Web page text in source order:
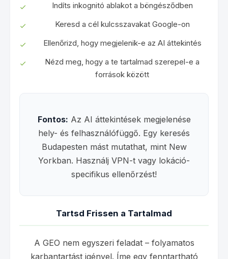
Indíts inkognitó ablakot a böngésződben
Keresd a cél kulcsszavakat Google-on
Ellenőrizd, hogy megjelenik-e az AI áttekintés
Nézd meg, hogy a te tartalmad szerepel-e a
források között
Fontos: Az AI áttekintések megjelenése
hely- és felhasználófüggő. Egy keresés
Budapesten mást mutathat, mint New
Yorkban. Használj VPN-t vagy lokáció-
specifikus ellenőrzést!
Tartsd Frissen a Tartalmad
A GEO nem egyszeri feladat – folyamatos
karbantartást igényel. Íme egy fenntartható